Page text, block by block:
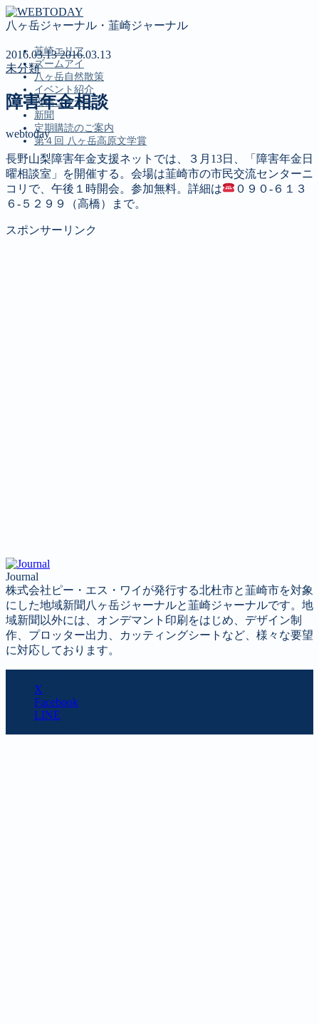
八ヶ岳ジャーナル・韮崎ジャーナル
韮崎エリア
ズームアイ
八ヶ岳自然散策
イベント紹介
投稿コーナー
新聞
定期購読のご案内
第４回 八ヶ岳高原文学賞
MENU
韮崎エリア
ズームアイ
八ヶ岳自然散策
2016.03.132016.03.13
未分類
障害年金相談
webtoday
長野山梨障害年金支援ネットでは、３月13日、「障害年金日
曜相談室」を開催する。会場は韮崎市の市民交流センターニ
コリで、午後１時開会。参加無料。詳細は
０９０‐６１３
６‐５２９９（高橋）まで。
スポンサーリンク
Journal
株式会社ピー・エス・ワイが発行する北杜市と韮崎市を対象
にした地域新聞八ヶ岳ジャーナルと韮崎ジャーナルです。地
域新聞以外には、オンデマント印刷をはじめ、デザイン制
作、プロッター出力、カッティングシートなど、様々な要望
に対応しております。
X
Facebook
LINE